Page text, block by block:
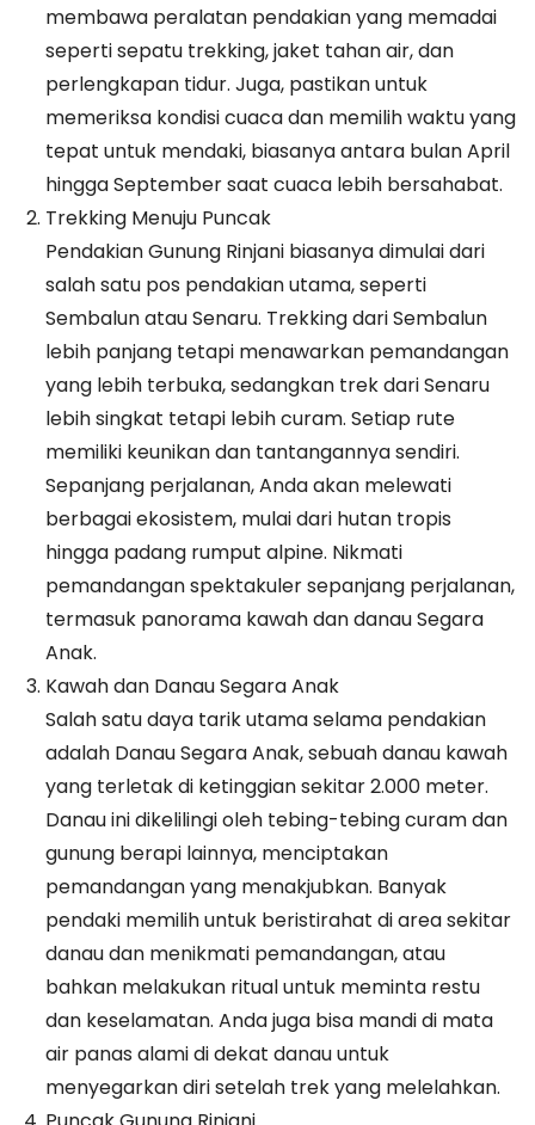
membawa peralatan pendakian yang memadai
seperti sepatu trekking, jaket tahan air, dan
perlengkapan tidur. Juga, pastikan untuk
memeriksa kondisi cuaca dan memilih waktu yang
tepat untuk mendaki, biasanya antara bulan April
hingga September saat cuaca lebih bersahabat.
Trekking Menuju Puncak
Pendakian Gunung Rinjani biasanya dimulai dari
salah satu pos pendakian utama, seperti
Sembalun atau Senaru. Trekking dari Sembalun
lebih panjang tetapi menawarkan pemandangan
yang lebih terbuka, sedangkan trek dari Senaru
lebih singkat tetapi lebih curam. Setiap rute
memiliki keunikan dan tantangannya sendiri.
Sepanjang perjalanan, Anda akan melewati
berbagai ekosistem, mulai dari hutan tropis
hingga padang rumput alpine. Nikmati
pemandangan spektakuler sepanjang perjalanan,
termasuk panorama kawah dan danau Segara
Anak.
Kawah dan Danau Segara Anak
Salah satu daya tarik utama selama pendakian
adalah Danau Segara Anak, sebuah danau kawah
yang terletak di ketinggian sekitar 2.000 meter.
Danau ini dikelilingi oleh tebing-tebing curam dan
gunung berapi lainnya, menciptakan
pemandangan yang menakjubkan. Banyak
pendaki memilih untuk beristirahat di area sekitar
danau dan menikmati pemandangan, atau
bahkan melakukan ritual untuk meminta restu
dan keselamatan. Anda juga bisa mandi di mata
air panas alami di dekat danau untuk
menyegarkan diri setelah trek yang melelahkan.